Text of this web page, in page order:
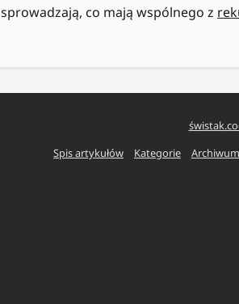
sprowadzają, co mają wspólnego z
Spis artykułów
Kategorie Archiwum